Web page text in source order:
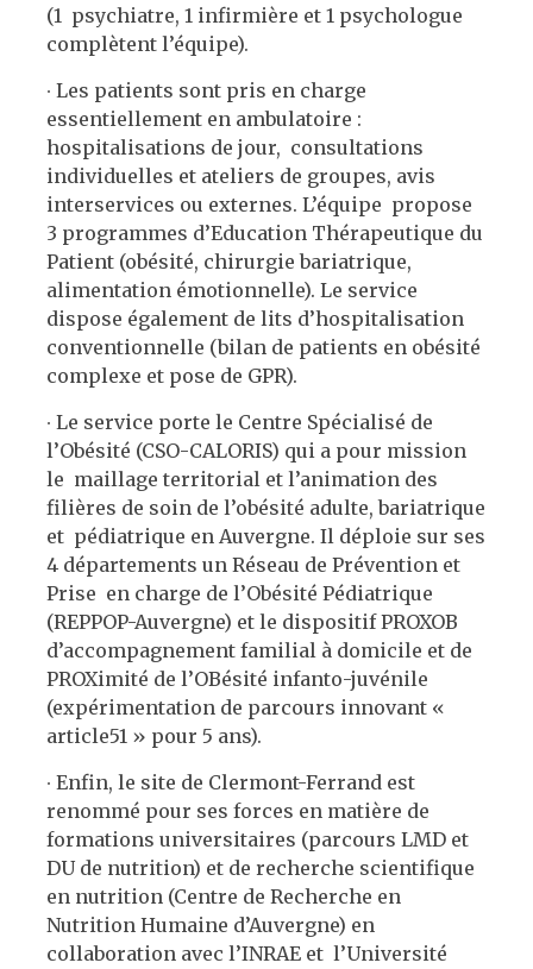
(1 psychiatre, 1 infirmière et 1 psychologue
complètent l’équipe).
∙ Les patients sont pris en charge
essentiellement en ambulatoire :
hospitalisations de jour, consultations
individuelles et ateliers de groupes, avis
interservices ou externes. L’équipe propose
3 programmes d’Education Thérapeutique du
Patient (obésité, chirurgie bariatrique,
alimentation émotionnelle). Le service
dispose également de lits d’hospitalisation
conventionnelle (bilan de patients en obésité
complexe et pose de GPR).
∙ Le service porte le Centre Spécialisé de
l’Obésité (CSO-CALORIS) qui a pour mission
le maillage territorial et l’animation des
filières de soin de l’obésité adulte, bariatrique
et pédiatrique en Auvergne. Il déploie sur ses
4 départements un Réseau de Prévention et
Prise en charge de l’Obésité Pédiatrique
(REPPOP-Auvergne) et le dispositif PROXOB
d’accompagnement familial à domicile et de
PROXimité de l’OBésité infanto-juvénile
(expérimentation de parcours innovant «
article51 » pour 5 ans).
∙ Enfin, le site de Clermont-Ferrand est
renommé pour ses forces en matière de
formations universitaires (parcours LMD et
DU de nutrition) et de recherche scientifique
en nutrition (Centre de Recherche en
Nutrition Humaine d’Auvergne) en
collaboration avec l’INRAE et l’Université